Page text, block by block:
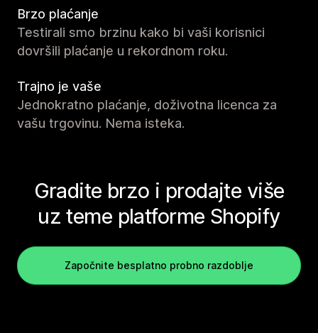
Brzo plaćanje
Testirali smo brzinu kako bi vaši korisnici
dovršili plaćanje u rekordnom roku.
Trajno je vaše
Jednokratno plaćanje, doživotna licenca za
vašu trgovinu. Nema isteka.
Gradite brzo i prodajte više
uz teme platforme Shopify
Započnite besplatno probno razdoblje